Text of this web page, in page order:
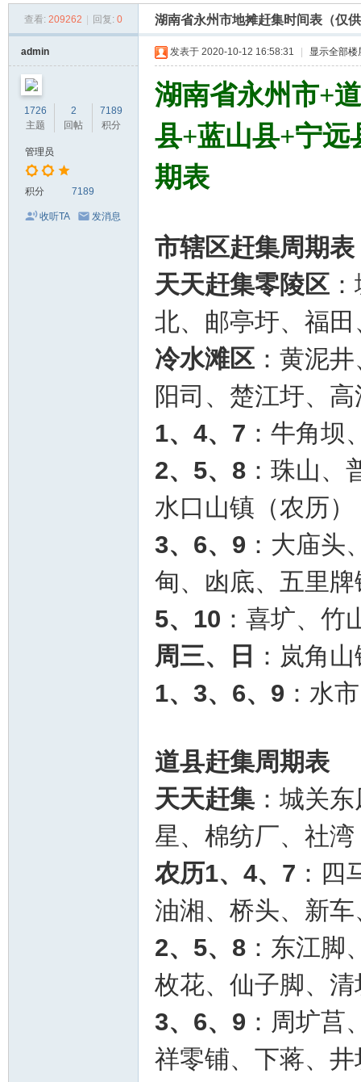
查看: 209262 | 回复: 0 湖南省永州市地摊赶集时间表（仅
admin
1726
主题
2
回帖
7189
积分
管理员
积分 7189
收听TA 发消息
发表于 2020-10-12 16:58:31 | 显示全部楼
湖南省永州市+
县+蓝山县+宁远
期表
市辖区赶集周期表
天天赶集零陵区
北、邮亭圩、福
冷水滩区 ：黄泥
阳司、楚江圩、
1、4、7 ：牛角
2、5、8 ：珠山
水口山镇（农历）
3、6、9 ：大庙
甸、凼底、五里牌
5、10 ：喜圹、竹
周三、日 ：岚角
1、3、6、9 ：水市
道县赶集周期表
天天赶集 ：城关
星、棉纺厂、社湾
农历1、4、7 ：
油湘、桥头、新
2、5、8 ：东江
枚花、仙子脚、
3、6、9 ：周圹
祥零铺、下蒋、